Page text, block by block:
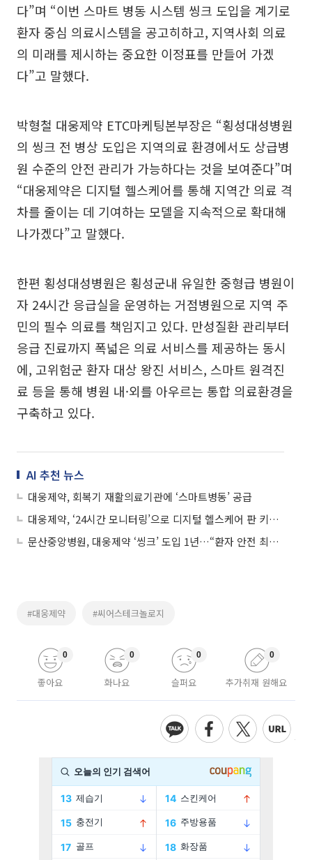
다”며 “이번 스마트 병동 시스템 씽크 도입을 계기로
환자 중심 의료시스템을 공고히하고, 지역사회 의료
의 미래를 제시하는 중요한 이정표를 만들어 가겠
다”고 말했다.
박형철 대웅제약 ETC마케팅본부장은 “횡성대성병원
의 씽크 전 병상 도입은 지역의료 환경에서도 상급병
원 수준의 안전 관리가 가능하다는 것을 보여준다”며
“대웅제약은 디지털 헬스케어를 통해 지역간 의료 격
차를 줄이는 데 기여하는 모델을 지속적으로 확대해
나가겠다”고 말했다.
한편 횡성대성병원은 횡성군내 유일한 중형급 병원이
자 24시간 응급실을 운영하는 거점병원으로 지역 주
민의 필수 의료를 책임지고 있다. 만성질환 관리부터
응급 진료까지 폭넓은 의료 서비스를 제공하는 동시
에, 고위험군 환자 대상 왕진 서비스, 스마트 원격진
료 등을 통해 병원 내·외를 아우르는 통합 의료환경을
구축하고 있다.
AI 추천 뉴스
대웅제약, 회복기 재활의료기관에 ‘스마트병동’ 공급
대웅제약, ‘24시간 모니터링’으로 디지털 헬스케어 판 키운다⋯“매출 3000억 목표”
문산중앙병원, 대웅제약 ‘씽크’ 도입 1년…“환자 안전 최우선 스마트병원 도약”
#대웅제약 #씨어스테크놀로지
좋아요
0
화나요
0
슬퍼요
0
추가취재 원해요
0